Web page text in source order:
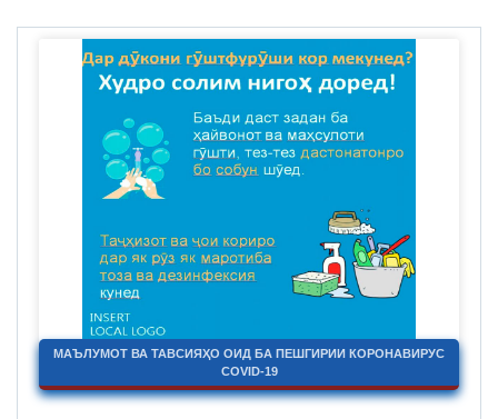
МАЪЛУМОТ ВА ТАВСИЯҲО ОИД БА ПЕШГИРИИ КОРОНАВИРУС
COVID-19